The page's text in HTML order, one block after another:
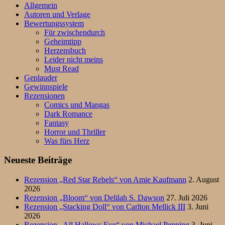
Allgemein
Autoren und Verlage
Bewertungssystem
Für zwischendurch
Geheimtipp
Herzensbuch
Leider nicht meins
Must Read
Geplauder
Gewinnspiele
Rezensionen
Comics und Mangas
Dark Romance
Fantasy
Horror und Thriller
Was fürs Herz
Neueste Beiträge
Rezension „Red Star Rebels“ von Amie Kaufmann 2. August
2026
Rezension „Bloom“ von Delilah S. Dawson 27. Juli 2026
Rezension „Stacking Doll“ von Carlton Mellick III 3. Juni
2026